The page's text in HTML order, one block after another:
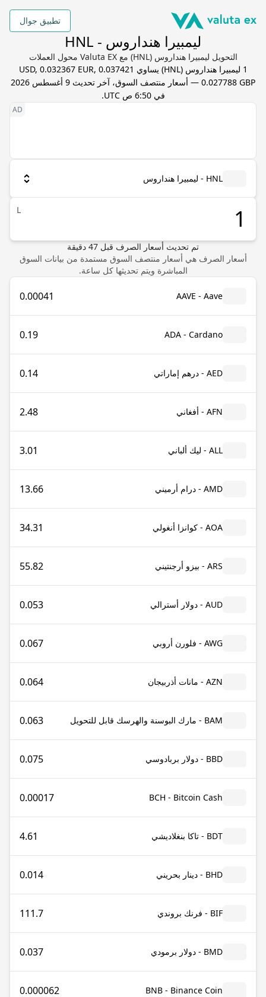
تطبيق جوال
ليمبيرا هنداروس - HNL
التحويل ليمبيرا هنداروس (HNL) مع Valuta EX محول العملات
1 ليمبيرا هنداروس (
HNL) يساوي
0.037421 USD, 0.032367 EUR,
0.027788 GBP — أسعار منتصف السوق، آخر تحديث
9 أغسطس 2026
في 6:50 ص UTC
.
HNL - ليمبيرا هنداروس
L
تم تحديث أسعار الصرف قبل 47 دقيقة
أسعار الصرف هي أسعار منتصف السوق مستمدة من بيانات السوق
المباشرة ويتم تحديثها كل ساعة.
AAVE - Aave
0.00041
ADA - Cardano
0.19
AED - درهم إماراتي 0.14
AFN - أفغاني 2.48
ALL - ليك ألباني 3.01
AMD - درام أرميني 13.66
AOA - كوانزا أنغولي 34.31
ARS - بيزو أرجنتيني 55.82
AUD - دولار أسترالي 0.053
AWG - فلورن أروبي 0.067
AZN - مانات أذربيجان 0.064
BAM - مارك البوسنة والهرسك قابل للتحويل 0.063
BBD - دولار بربادوسي 0.075
BCH - Bitcoin Cash
0.00017
BDT - تاكا بنغلاديشي 4.61
BHD - دينار بحريني 0.014
BIF - فرنك بروندي 111.7
BMD - دولار برمودي 0.037
BNB - Binance Coin
0.000062